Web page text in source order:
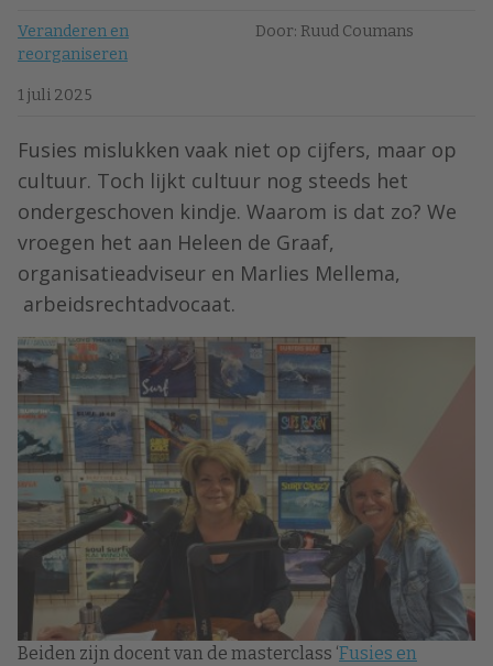
Veranderen en
reorganiseren
Door: Ruud Coumans
1 juli 2025
Fusies mislukken vaak niet op cijfers, maar op
cultuur. Toch lijkt cultuur nog steeds het
ondergeschoven kindje. Waarom is dat zo? We
vroegen het aan ⁠Heleen de Graaf⁠,
organisatieadviseur en ⁠Marlies Mellema⁠,
arbeidsrechtadvocaat.
Beiden zijn docent van de masterclass ‘Fusies en